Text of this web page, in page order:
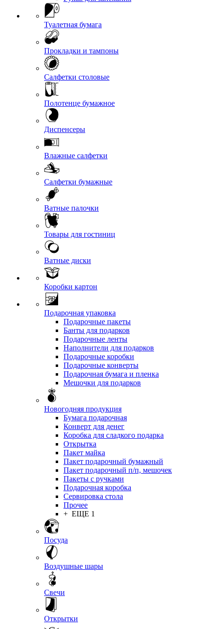
Туалетная бумага
Прокладки и тампоны
Салфетки столовые
Полотенце бумажное
Диспенсеры
Влажные салфетки
Салфетки бумажные
Ватные палочки
Товары для гостиниц
Ватные диски
Коробки картон
Подарочная упаковка
Подарочные пакеты
Банты для подарков
Подарочные ленты
Наполнители для подарков
Подарочные коробки
Подарочные конверты
Подарочная бумага и пленка
Мешочки для подарков
Новогодняя продукция
Бумага подарочная
Конверт для денег
Коробка для сладкого подарка
Открытка
Пакет майка
Пакет подарочный бумажный
Пакет подарочный п/п, мешочек
Пакеты с ручками
Подарочная коробка
Сервировка стола
Прочее
+ ЕЩЕ 1
Посуда
Воздушные шары
Свечи
Открытки